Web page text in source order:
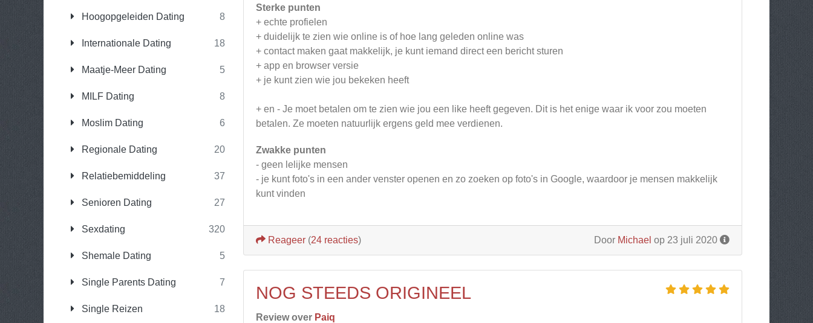
Hoogopgeleiden Dating 8
Internationale Dating 18
Maatje-Meer Dating 5
MILF Dating 8
Moslim Dating 6
Regionale Dating 20
Relatiebemiddeling 37
Senioren Dating 27
Sexdating 320
Shemale Dating 5
Single Parents Dating 7
Single Reizen 18
Sterke punten
+ echte profielen
+ duidelijk te zien wie online is of hoe lang geleden online was
+ contact maken gaat makkelijk, je kunt iemand direct een bericht sturen
+ app en browser versie
+ je kunt zien wie jou bekeken heeft
+ en - Je moet betalen om te zien wie jou een like heeft gegeven. Dit is het enige waar ik voor zou moeten
betalen. Ze moeten natuurlijk ergens geld mee verdienen.
Zwakke punten
- geen lelijke mensen
- je kunt foto's in een ander venster openen en zo zoeken op foto's in Google, waardoor je mensen makkelijk
kunt vinden
Door Michael op 23 juli 2020
Reageer (24 reacties)
NOG STEEDS ORIGINEEL
Review over Paiq